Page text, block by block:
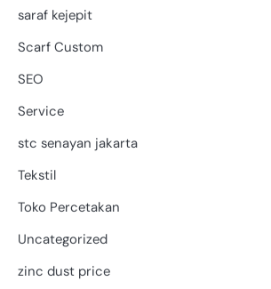
saraf kejepit
Scarf Custom
SEO
Service
stc senayan jakarta
Tekstil
Toko Percetakan
Uncategorized
zinc dust price